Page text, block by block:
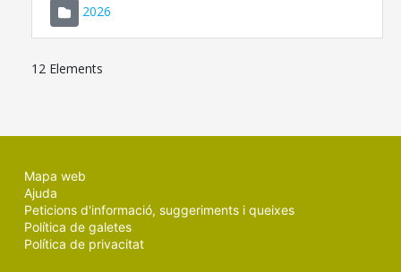
2026
12 Elements
Mapa web
Ajuda
Peticions d'informació, suggeriments i queixes
Política de galetes
Política de privacitat